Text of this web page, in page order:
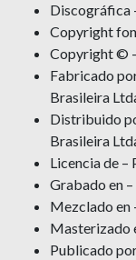
Discográfica
Copyright
Copyright ©
Fabricado
Brasileira
Distribuido
Brasileira
Licencia de –
Grabado en
Mezclado en
Masterizado
Publicado